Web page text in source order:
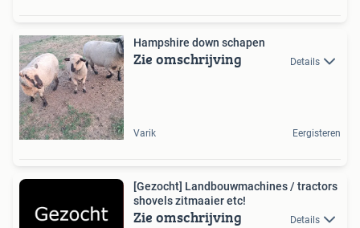
Hampshire down schapen
Zie omschrijving Details
Varik Eergisteren
[Gezocht] Landbouwmachines / tractors
shovels zitmaaier etc!
Zie omschrijving Details